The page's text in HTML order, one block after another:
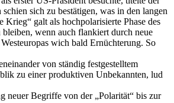
sich zu bestätigen, was in den langen
galt als hochpolarisierte Phase des
wenn auch flankiert durch neue
wich bald Ernüchterung. So
von ständig festgestelltem
zu einer produktiven Unbekannten, lud
neuer Begriffe von der „Polarität“ bis zur